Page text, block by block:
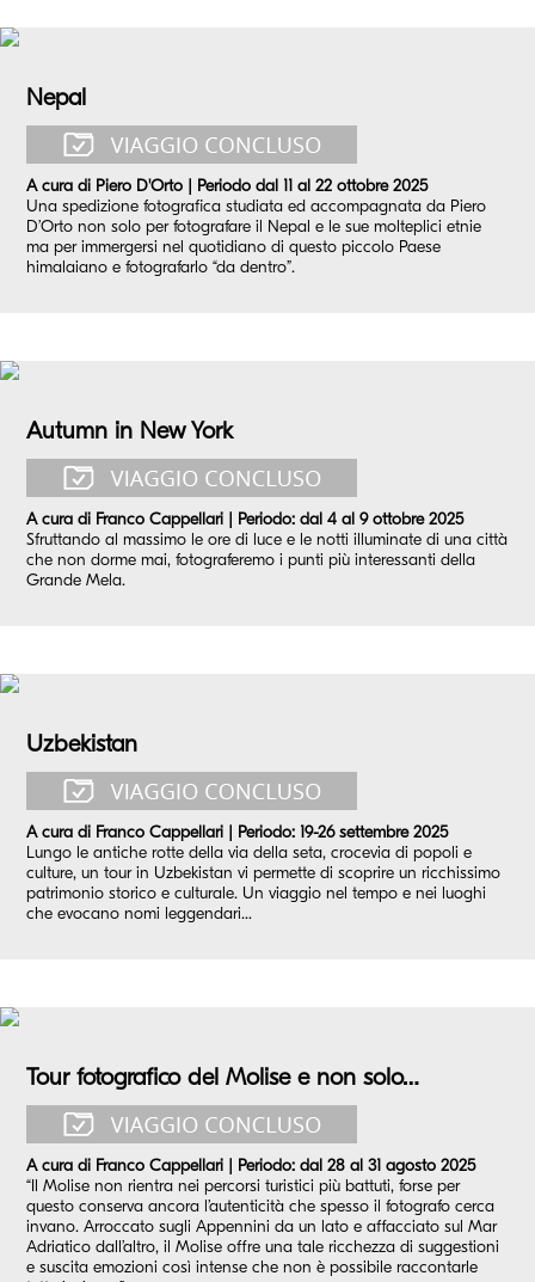
Nepal
A cura di Piero D'Orto | Periodo dal 11 al 22 ottobre 2025
Una spedizione fotografica studiata ed accompagnata da Piero
D’Orto non solo per fotografare il Nepal e le sue molteplici etnie
ma per immergersi nel quotidiano di questo piccolo Paese
himalaiano e fotografarlo “da dentro”.
Autumn in New York
A cura di Franco Cappellari | Periodo: dal 4 al 9 ottobre 2025
Sfruttando al massimo le ore di luce e le notti illuminate di una città
che non dorme mai, fotograferemo i punti più interessanti della
Grande Mela.
Uzbekistan
A cura di Franco Cappellari | Periodo: 19-26 settembre 2025
Lungo le antiche rotte della via della seta, crocevia di popoli e
culture, un tour in Uzbekistan vi permette di scoprire un ricchissimo
patrimonio storico e culturale. Un viaggio nel tempo e nei luoghi
che evocano nomi leggendari...
Tour fotografico del Molise e non solo…
A cura di Franco Cappellari | Periodo: dal 28 al 31 agosto 2025
“Il Molise non rientra nei percorsi turistici più battuti, forse per
questo conserva ancora l’autenticità che spesso il fotografo cerca
invano. Arroccato sugli Appennini da un lato e affacciato sul Mar
Adriatico dall’altro, il Molise offre una tale ricchezza di suggestioni
e suscita emozioni così intense che non è possibile raccontarle